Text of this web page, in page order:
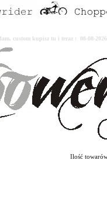
custom kupisz tu i teraz : 08-08-
Ilość